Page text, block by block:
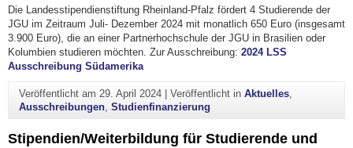
Die Landesstipendienstiftung Rheinland-Pfalz fördert 4 Studierende der
JGU im Zeitraum Juli- Dezember 2024 mit monatlich 650 Euro (insgesamt
3.900 Euro), die an einer Partnerhochschule der JGU in Brasilien oder
Kolumbien studieren möchten. Zur Ausschreibung: 2024 LSS
Ausschreibung Südamerika
Veröffentlicht am 29. April 2024| Veröffentlicht in Aktuelles,
Ausschreibungen, Studienfinanzierung
Stipendien/Weiterbildung für Studierende und